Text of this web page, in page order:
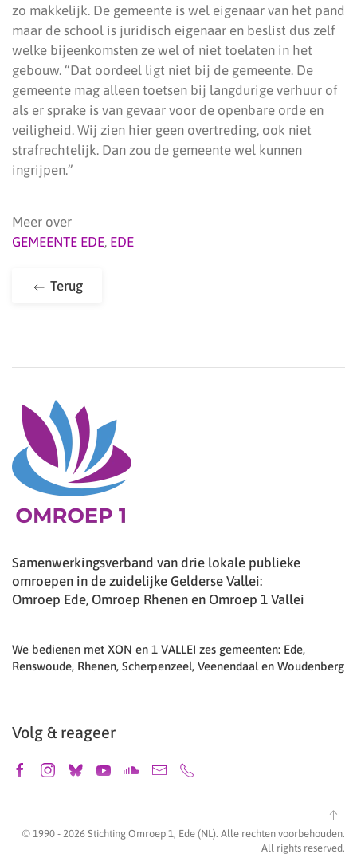
zo makkelijk. De gemeente is wel eigenaar van het pand
maar de school is juridisch eigenaar en beslist dus zelf
welke bijeenkomsten ze wel of niet toelaten in het
gebouw. “Dat oordeel ligt niet bij de gemeente. De
gemeente mag alleen toetsen bij langdurige verhuur of
als er sprake is van gevaar voor de openbare orde en
veiligheid. Wij zien hier geen overtreding, ook niet
strafrechtelijk. Dan zou de gemeente wel kunnen
ingrijpen.”
Meer over
GEMEENTE EDE, EDE
Terug
Samenwerkingsverband van drie lokale publieke
omroepen in de zuidelijke Gelderse Vallei:
Omroep Ede, Omroep Rhenen en Omroep 1 Vallei
We bedienen met XON en 1 VALLEI zes gemeenten: Ede,
Renswoude, Rhenen, Scherpenzeel, Veenendaal en Woudenberg
Volg & reageer
© 1990 - 2026 Stichting Omroep 1, Ede (NL). Alle rechten voorbehouden.
All rights reserved.